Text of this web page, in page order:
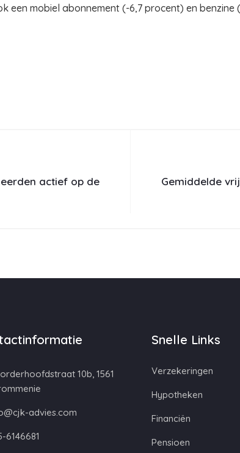
een mobiel abonnement (-6,7 procent) en
actief op de
Gemiddelde
10b, 1561
advies.com
6146681
Snelle Links
Verzekeringen
Hypotheken
Financiën
Pensioen